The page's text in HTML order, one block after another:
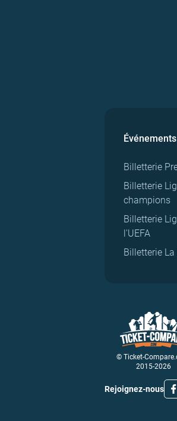
Billetterie
Billetterie
champions
Billetterie
l'UEFA
Billetterie La
© Ticket-
2015-2026
Rejoignez-nous